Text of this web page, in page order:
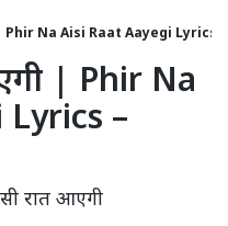
| Phir Na Aisi Raat Aayegi Lyrics
| Phir Na
–
रात आएगी